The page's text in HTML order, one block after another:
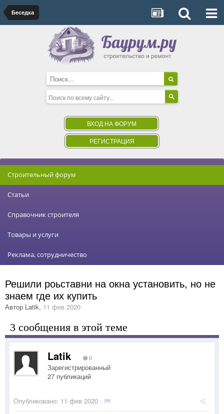
Беседка
ВХОД НА ФОРУМ
РЕГИСТРАЦИЯ
Строительный форум
Статьи
Справочник строителя
Товары и услуги
Реклама, сотрудничество
Решили роьставни на окна установить, но не
знаем где их купить
Автор Latik, 11 фев 2020
3 сообщения в этой теме
Latik 0
Зарегистрированный
27 публикаций
Опубликовано: 11 фев 2020 ·